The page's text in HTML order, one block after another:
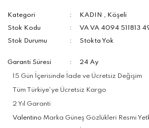
Kategori KADIN , Köşeli
Stok Kodu
VA VA 4094 511813
Stok Durumu
Stokta Yok
Garanti Süresi 24 Ay
15 Gün İçerisinde İade ve Ücretsiz Değişim
Tüm Türkiye'ye Ücretsiz Kargo
2 Yıl Garanti
Valentino Marka Güneş Gözlükleri Resmi